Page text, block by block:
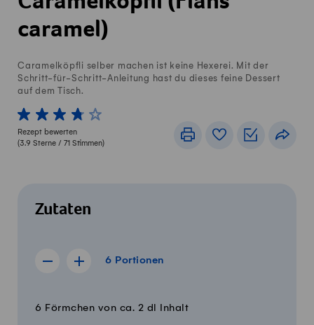
caramel)
Caramelköpfli selber machen ist keine Hexerei. Mit der
Schritt-für-Schritt-Anleitung hast du dieses feine Dessert
auf dem Tisch.
1 von 5 Sterne
2 von 5 Sterne
3 von 5 Sterne
4 von 5 Sterne
5 von 5 Sterne
Rezept bewerten
(3.9 Sterne / 71 Stimmen)
DruckenRezeptbuch
Zutaten
6 Portionen
Rezept für 5 Portionen anzeigen
Rezept für 7 Portionen anzeigen
6 Portionen
MengeZutaten
6 Förmchen von ca. 2 dl Inhalt